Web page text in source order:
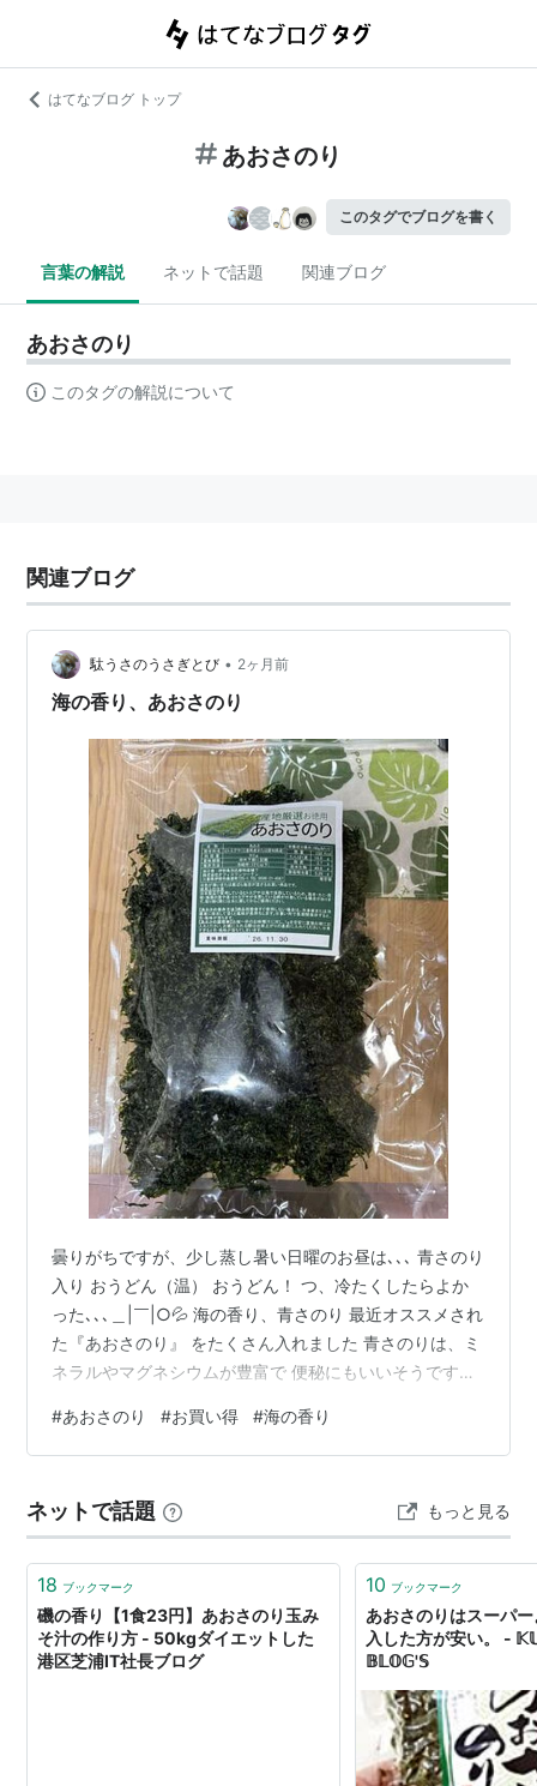
はてなブログ トップ
あおさのり
このタグでブログを書く
言葉の解説 ネットで話題 関連ブログ
あおさのり
このタグの解説について
関連ブログ
駄うさのうさぎとび • 2ヶ月前
海の香り、あおさのり
曇りがちですが、少し蒸し暑い日曜のお昼は､､､ 青さのり
入り おうどん（温） おうどん！ つ、冷たくしたらよか
った､､､＿|￣|○💦 海の香り、青さのり 最近オススメされ
た『あおさのり』 をたくさん入れました 青さのりは、ミ
ネラルやマグネシウムが豊富で 便秘にもいいそうです
があります たくさん頂いたので、 お味噌汁にスープに、
ちくわの磯辺揚げに､､､ 惜しみなく使ったせいか、大変美
買い得ですね (*'▽'*) あおさのり 90g 産地厳選 三重県産
愛知県産 海藻 アオサ 海苔 チャッ…
#あおさのり #お買い得 #海の香り
ネットで話題 もっと見る
18 ブックマーク
磯の香り【1食23円】あおさのり玉み
そ汁の作り方 - 50kgダイエットした
港区芝浦IT社長ブログ
10 ブックマーク
あおさのりはスーパ
入した方が安い。 -
𝔹𝕃𝕆𝔾'𝕊